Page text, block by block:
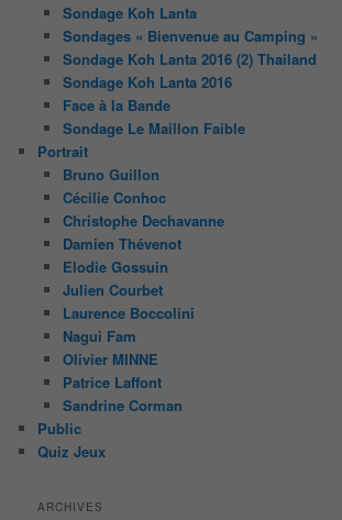
Sondage Koh Lanta
Sondages « Bienvenue au Camping »
Sondage Koh Lanta 2016 (2) Thailand
Sondage Koh Lanta 2016
Face à la Bande
Sondage Le Maillon Faible
Portrait
Bruno Guillon
Cécilie Conhoc
Christophe Dechavanne
Damien Thévenot
Elodie Gossuin
Julien Courbet
Laurence Boccolini
Nagui Fam
Olivier MINNE
Patrice Laffont
Sandrine Corman
Public
Quiz Jeux
ARCHIVES